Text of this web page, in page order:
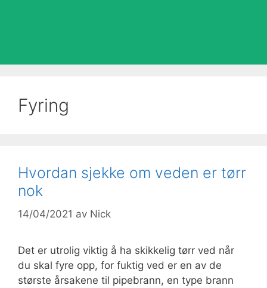
Fyring
Hvordan sjekke om veden er tørr
nok
14/04/2021 av Nick
Det er utrolig viktig å ha skikkelig tørr ved når
du skal fyre opp, for fuktig ved er en av de
største årsakene til pipebrann, en type brann